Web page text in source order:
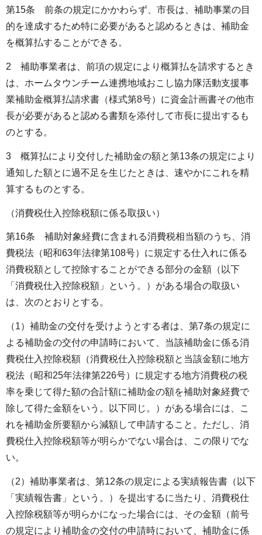
第15条 前条の規定にかかわらず、市長は、補助事業の目
的を達成するため特に必要があると認めるときは、補助金
を概算払することができる。
2 補助事業者は、前項の規定により概算払を請求するとき
は、ホームタウンチーム連携地域おこし協力隊活動支援事
業補助金概算払請求書（様式第8号）に資金計画書その他市
長が必要があると認める書類を添付して市長に提出するも
のとする。
3 概算払により交付した補助金の額と第13条の規定により
通知した額とに過不足を生じたときは、速やかにこれを精
算するものとする。
（消費税仕入控除税額に係る取扱い）
第16条 補助対象経費に含まれる消費税相当額のうち、消
費税法（昭和63年法律第108号）に規定する仕入れに係る
消費税額として控除することができる部分の金額（以下
「消費税仕入控除税額」という。）がある場合の取扱い
は、次のとおりとする。
（1）補助金の交付を受けようとする者は、第7条の規定に
よる補助金の交付の申請時において、当該補助金に係る消
費税仕入控除税額（消費税仕入控除税額と当該金額に地方
税法（昭和25年法律第226号）に規定する地方消費税の税
率を乗じて得た額の合計額に補助金の額を補助対象経費で
除して得た金額をいう。以下同じ。）がある場合には、こ
れを補助金所要額から減額して申請すること。ただし、消
費税仕入控除税額等が明らかでない場合は、この限りでな
い。
（2）補助事業者は、第12条の規定による実績報告書（以下
「実績報告書」という。）を提出するに当たり、消費税仕
入控除税額等が明らかになった場合には、その金額（前号
の規定により補助金の交付の申請時において、補助金に係